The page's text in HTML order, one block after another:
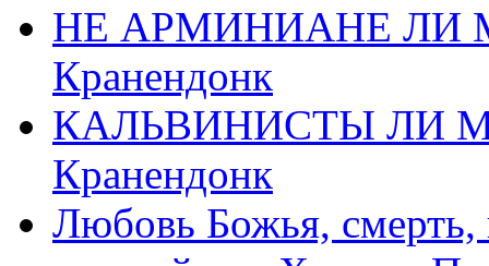
НЕ АРМИНИАНЕ ЛИ
Кранендонк
КАЛЬВИНИСТЫ ЛИ
Кранендонк
Любовь Божья, смерть,